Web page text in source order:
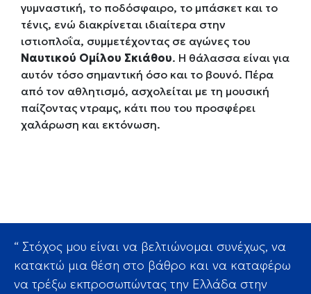
γυμναστική, το ποδόσφαιρο, το μπάσκετ και το
τένις, ενώ διακρίνεται ιδιαίτερα στην
ιστιοπλοΐα, συμμετέχοντας σε αγώνες του
Ναυτικού Ομίλου Σκιάθου. Η θάλασσα είναι για
αυτόν τόσο σημαντική όσο και το βουνό. Πέρα
από τον αθλητισμό, ασχολείται με τη μουσική
παίζοντας ντραμς, κάτι που του προσφέρει
χαλάρωση και εκτόνωση.
“ Στόχος μου είναι να βελτιώνομαι συνέχως, να
κατακτώ μια θέση στο βάθρο και να καταφέρω
να τρέξω εκπροσωπώντας την Ελλάδα στην